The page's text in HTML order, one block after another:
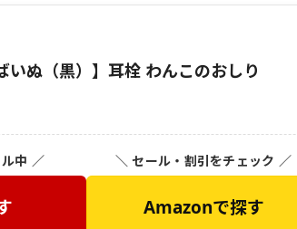
いぬ（黒）】耳栓 わんこのおしり
中 ／ ＼ セール・割引をチェック ／
Amazonで探す